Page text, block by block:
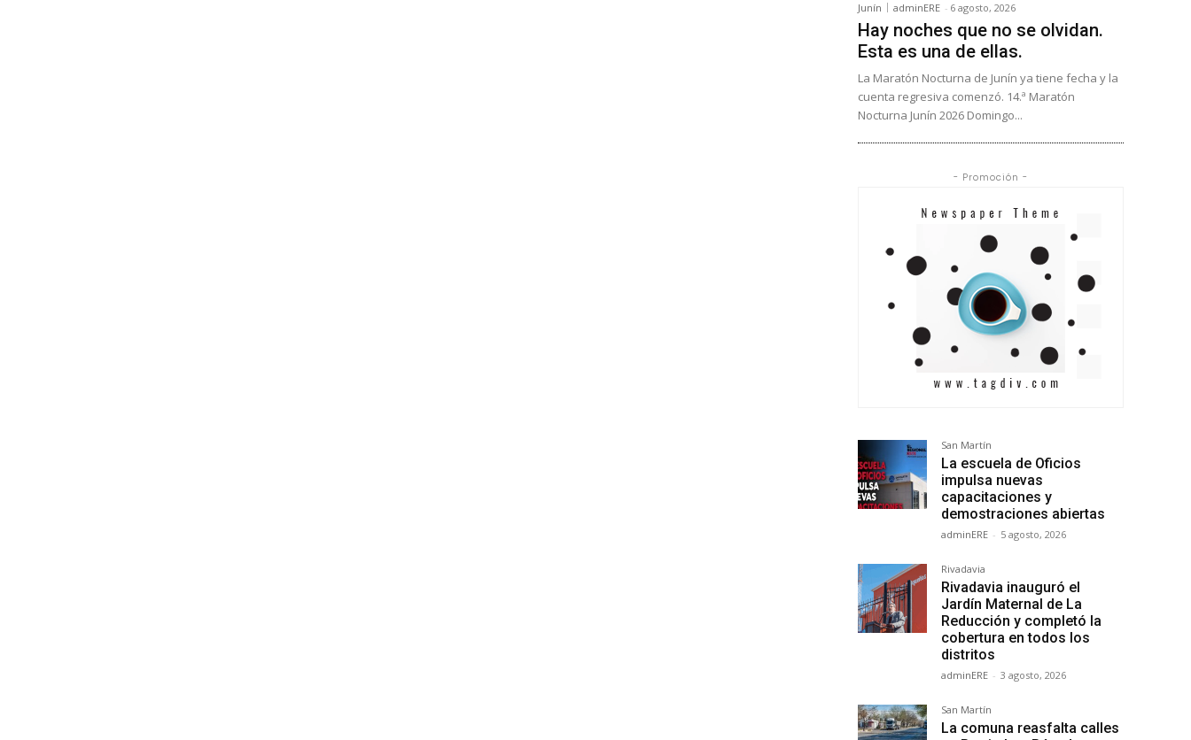
Junín adminERE - 6 agosto, 2026
Hay noches que no se olvidan.
Esta es una de ellas.
La Maratón Nocturna de Junín ya tiene fecha y la
cuenta regresiva comenzó. 14.ª Maratón
Nocturna Junín 2026 Domingo...
- Promoción -
San Martín
La escuela de Oficios
impulsa nuevas
capacitaciones y
demostraciones abiertas
adminERE - 5 agosto, 2026
Rivadavia
Rivadavia inauguró el
Jardín Maternal de La
Reducción y completó la
cobertura en todos los
distritos
adminERE - 3 agosto, 2026
San Martín
La comuna reasfalta calles